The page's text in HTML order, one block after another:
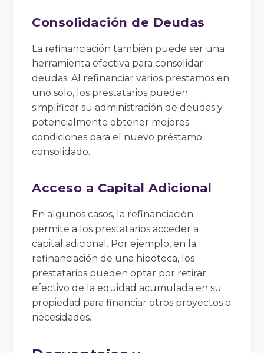
Consolidación de Deudas
La refinanciación también puede ser una
herramienta efectiva para consolidar
deudas. Al refinanciar varios préstamos en
uno solo, los prestatarios pueden
simplificar su administración de deudas y
potencialmente obtener mejores
condiciones para el nuevo préstamo
consolidado.
Acceso a Capital Adicional
En algunos casos, la refinanciación
permite a los prestatarios acceder a
capital adicional. Por ejemplo, en la
refinanciación de una hipoteca, los
prestatarios pueden optar por retirar
efectivo de la equidad acumulada en su
propiedad para financiar otros proyectos o
necesidades.